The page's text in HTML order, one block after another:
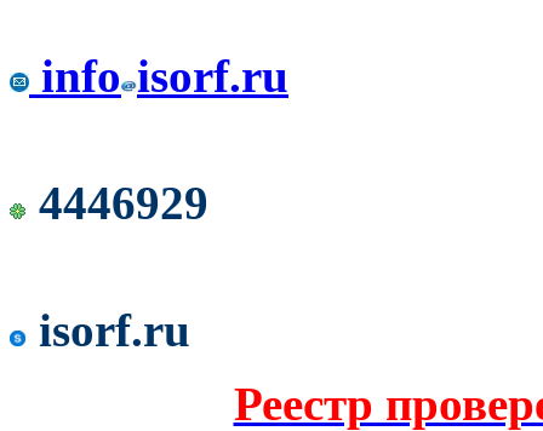
info isorf.ru
4446929
isorf.ru
Реестр